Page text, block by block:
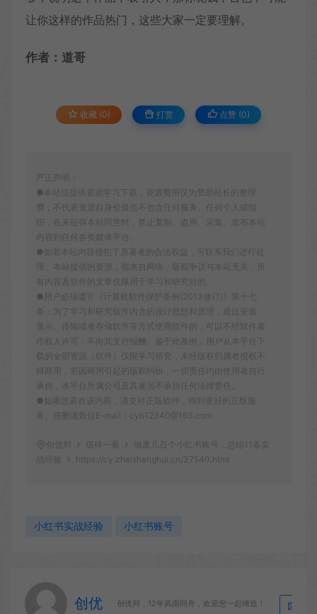
让你这样的作品热门，这些大家一定要理解。
作者：道哥
收藏 (0) 打赏 点赞 (0)
严正声明：
●本站仅提供资源学习下载，资源费用仅为赞助站长的整理
费，不代表资源自身价值也不包含任何服务。任何个人或组
织，在未征得本站同意时，禁止复制、盗用、采集、发布本站
内容到任何各类媒体平台。
●如若本站内容侵犯了原著者的合法权益，可联系我们进行处
理。本站提供的资源，都来自网络，版权争议与本站无关，所
有内容及软件的文章仅限用于学习和研究目的。
●用户必须遵守《计算机软件保护条例(2013修订)》第十七
条：为了学习和研究软件内含的设计思想和原理，通过安装、
显示、传输或者存储软件等方式使用软件的，可以不经软件著
作权人许可，不向其支付报酬。鉴于此条例，用户从本平台下
载的全部资源（软件）仅限学习研究，未经版权归属者授权不
得商用，若因商用引起的版权纠纷，一切责任均由使用者自行
承担，本平台所属公司及其雇员不承担任何法律责任。
●如果您喜欢该内容，请支持正版软件，得到更好的正版服
务。侵删请致信E-mail：cyb12340@163.com
创优邦 值得一看
做废几百个小红书账号，总结11条实
战经验
https://cy.zhaishanghui.cn/37540.html
小红书实战经验 小红书账号
创优 创优邦，12年风雨同舟，欢迎您一起缔造！